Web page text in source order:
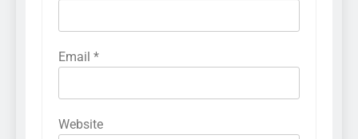
Email *
Website